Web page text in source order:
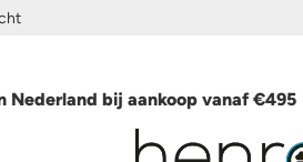
Nederland bij aankoop vanaf €495